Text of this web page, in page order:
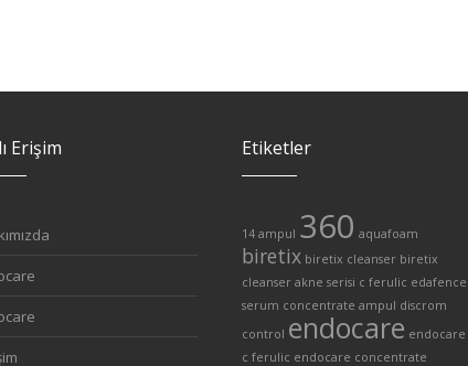
Erişim Etiketler
14 ampul 360 aquafoam
biretix biretix cleanser biretix
cleanser akne serisi c ferulic edafence
serum concentrate ampul discrom
control endocare endocare
c ferulic endocare concentrate